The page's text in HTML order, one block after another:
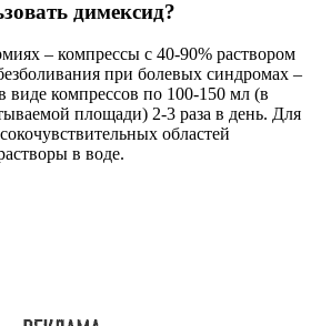
димексид?
– компрессы с 40-90% раствором
при болевых синдромах –
виде компрессов по 100-150 мл (в
площади) 2-3 раза в день. Для
областей
в воде.